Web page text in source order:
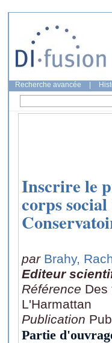
Recherche avancée
Inscrire le
corps
par Brahy,
Editeur
Référence Des
L'Harmattan
Publication
Partie